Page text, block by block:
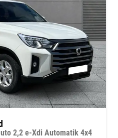
2,2 e-Xdi Automatik 4x4